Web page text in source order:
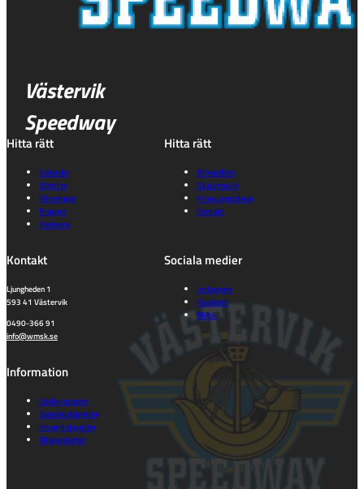
Västervik
Speedway
Hitta rätt
Kalender
Biljetter
Föreningen
Truppen
Partners
Hitta rätt
Bli medlem
Gå på match
Prova speedway
Kontakt
Kontakt
Ljungheden 1
593 41 Västervik
0490-366 91
info@wmsk.se
Sociala medier
Instagram
Facebook
TikTok
Information
Cookie consent
Dataskyddspolicy
Integritetspolicy
Tillgänglighet